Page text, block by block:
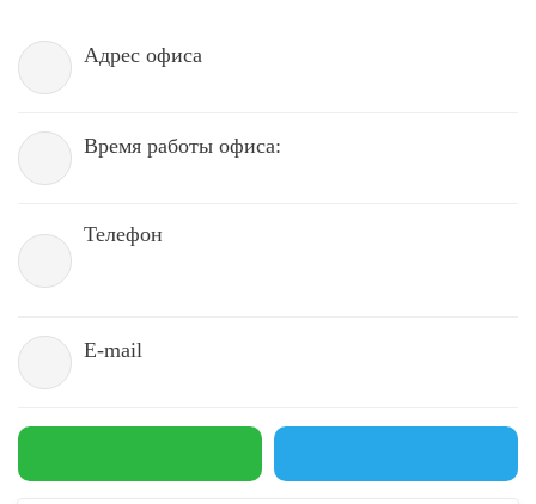
Адрес офиса
Время работы офиса:
Телефон
E-mail